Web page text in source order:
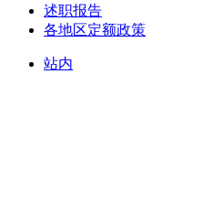
述职报告
各地区定额政策
站内